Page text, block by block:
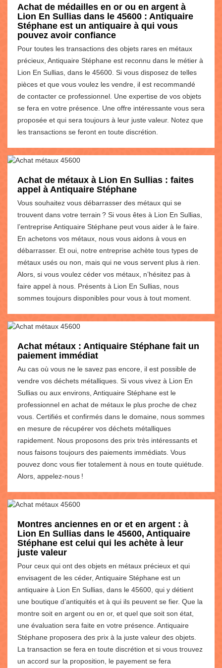
Achat de médailles en or ou en argent à
Lion En Sullias dans le 45600 : Antiquaire
Stéphane est un antiquaire à qui vous
pouvez avoir confiance
Pour toutes les transactions des objets rares en métaux
précieux, Antiquaire Stéphane est reconnu dans le métier à
Lion En Sullias, dans le 45600. Si vous disposez de telles
pièces et que vous voulez les vendre, il est recommandé
de contacter ce professionnel. Une expertise de vos objets
se fera en votre présence. Une offre intéressante vous sera
proposée et qui sera toujours à leur juste valeur. Notez que
les transactions se feront en toute discrétion.
Achat de métaux à Lion En Sullias : faites
appel à Antiquaire Stéphane
Vous souhaitez vous débarrasser des métaux qui se
trouvent dans votre terrain ? Si vous êtes à Lion En Sullias,
l’entreprise Antiquaire Stéphane peut vous aider à le faire.
En achetons vos métaux, nous vous aidons à vous en
débarrasser. Et oui, notre entreprise achète tous types de
métaux usés ou non, mais qui ne vous servent plus à rien.
Alors, si vous voulez céder vos métaux, n’hésitez pas à
faire appel à nous. Présents à Lion En Sullias, nous
sommes toujours disponibles pour vous à tout moment.
Achat métaux : Antiquaire Stéphane fait un
paiement immédiat
Au cas où vous ne le savez pas encore, il est possible de
vendre vos déchets métalliques. Si vous vivez à Lion En
Sullias ou aux environs, Antiquaire Stéphane est le
professionnel en achat de métaux le plus proche de chez
vous. Certifiés et confirmés dans le domaine, nous sommes
en mesure de récupérer vos déchets métalliques
rapidement. Nous proposons des prix très intéressants et
nous faisons toujours des paiements immédiats. Vous
pouvez donc vous fier totalement à nous en toute quiétude.
Alors, appelez-nous !
Montres anciennes en or et en argent : à
Lion En Sullias dans le 45600, Antiquaire
Stéphane est celui qui les achète à leur
juste valeur
Pour ceux qui ont des objets en métaux précieux et qui
envisagent de les céder, Antiquaire Stéphane est un
antiquaire à Lion En Sullias, dans le 45600, qui y détient
une boutique d’antiquités et à qui ils peuvent se fier. Que la
montre soit en argent ou en or, et quel que soit son état,
une évaluation sera faite en votre présence. Antiquaire
Stéphane proposera des prix à la juste valeur des objets.
La transaction se fera en toute discrétion et si vous trouvez
un accord sur la proposition, le payement se fera